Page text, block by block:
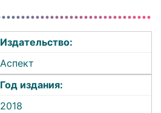
Издательство:
Аспект
Год издания:
2018